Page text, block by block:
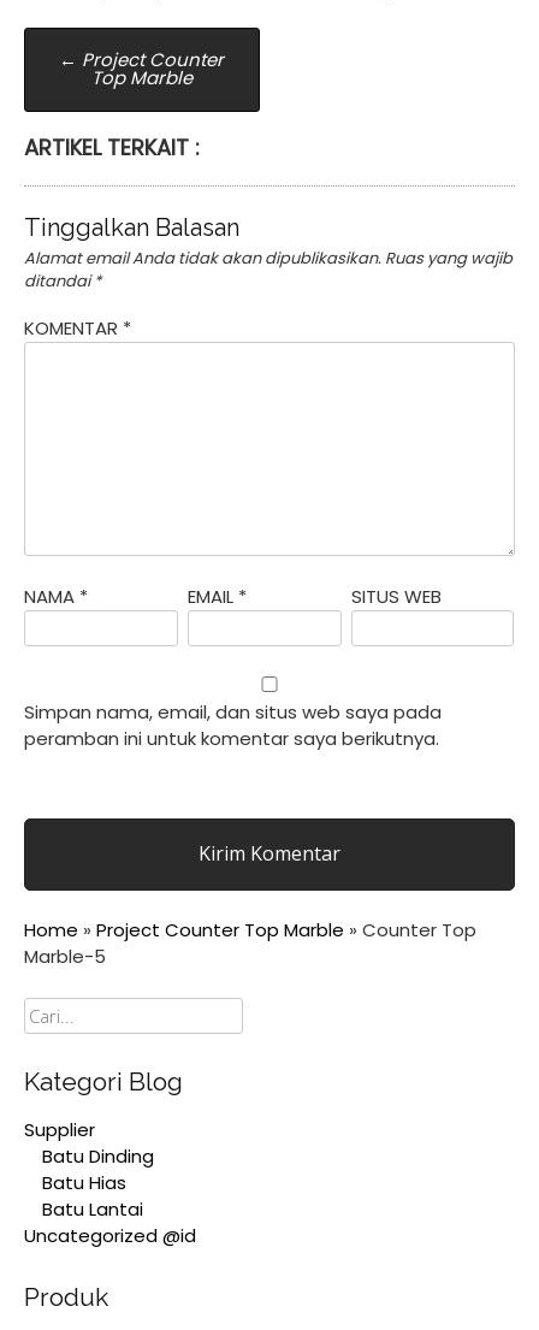
Post
navigation
← Project Counter
Top Marble
ARTIKEL TERKAIT :
Tinggalkan Balasan
Alamat email Anda tidak akan dipublikasikan. Ruas yang wajib
ditandai*
KOMENTAR *
NAMA * EMAIL * SITUS WEB
Simpan nama, email, dan situs web saya pada
peramban ini untuk komentar saya berikutnya.
Home » Project Counter Top Marble » Counter Top
Marble-5
Cari
Kategori Blog
Supplier
Batu Dinding
Batu Hias
Batu Lantai
Uncategorized @id
Produk